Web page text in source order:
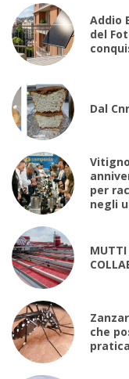
Addio
del
Dal
per
negli
MUTTI
che